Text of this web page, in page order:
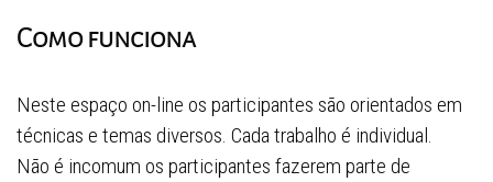
Como funciona
Neste espaço on-line os participantes são orientados em
técnicas e temas diversos. Cada trabalho é individual.
Não é incomum os participantes fazerem parte de